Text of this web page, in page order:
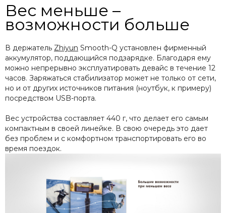
Вес меньше –
возможности больше
В держатель Zhiyun Smooth-Q установлен фирменный
аккумулятор, поддающийся подзарядке. Благодаря ему
можно непрерывно эксплуатировать девайс в течение 12
часов. Заряжаться стабилизатор может не только от сети,
но и от других источников питания (ноутбук, к примеру)
посредством USB-порта.
Вес устройства составляет 440 г, что делает его самым
компактным в своей линейке. В свою очередь это дает
без проблем и с комфортном транспортировать его во
время поездок.